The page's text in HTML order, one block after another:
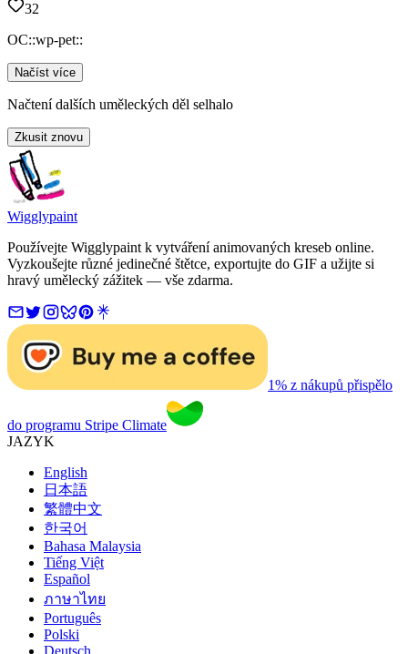
32
OC::wp-pet::
Načíst více
Načtení dalších uměleckých děl selhalo
Zkusit znovu
Wigglypaint
Používejte Wigglypaint k vytváření animovaných kreseb online.
Vyzkoušejte různé jedinečné štětce, exportujte do GIF a užijte si
hravý umělecký zážitek — vše zdarma.
1% z nákupů přispělo
do programu Stripe Climate
JAZYK
English
日本語
繁體中文
한국어
Bahasa Malaysia
Tiếng Việt
Español
ภาษาไทย
Português
Polski